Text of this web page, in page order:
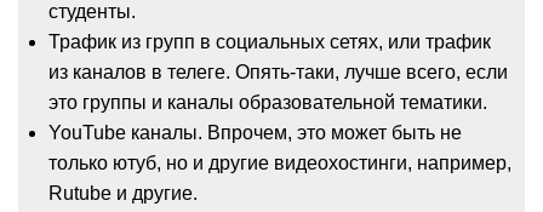
студенты.
Трафик из групп в социальных сетях, или трафик
из каналов в телеге. Опять-таки, лучше всего, если
это группы и каналы образовательной тематики.
YouTube каналы. Впрочем, это может быть не
только ютуб, но и другие видеохостинги, например,
Rutube и другие.